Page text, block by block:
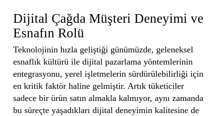
Dijital Çağda Müşteri Deneyimi ve
Esnafın Rolü
Teknolojinin hızla geliştiği günümüzde, geleneksel
esnaflık kültürü ile dijital pazarlama yöntemlerinin
entegrasyonu, yerel işletmelerin sürdürülebilirliği için
en kritik faktör haline gelmiştir. Artık tüketiciler
sadece bir ürün satın almakla kalmıyor, aynı zamanda
bu süreçte yaşadıkları dijital deneyimin kalitesine de